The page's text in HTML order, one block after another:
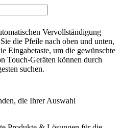
Vervollständigung
die Pfeile nach oben und unten,
Eingabetaste, um die gewünschte
Touch-Geräten können durch
suchen.
die Ihrer Auswahl